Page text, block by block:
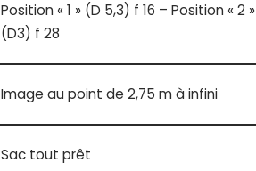
Position « 1 » (D 5,3) f 16 – Position « 2 »
(D3) f 28
Image au point de 2,75 m à infini
Sac tout prêt